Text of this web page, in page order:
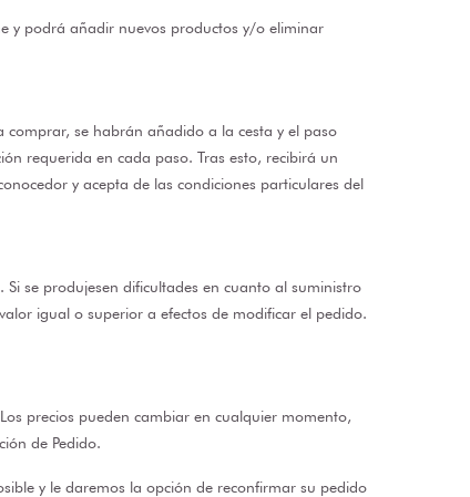
y podrá añadir nuevos productos y/o eliminar
comprar, se habrán añadido a la cesta y el paso
requerida en cada paso. Tras esto, recibirá un
y acepta de las condiciones particulares del
se produjesen dificultades en cuanto al suministro
igual o superior a efectos de modificar el pedido.
precios pueden cambiar en cualquier momento,
de Pedido.
y le daremos la opción de reconfirmar su pedido